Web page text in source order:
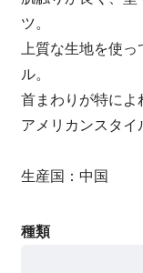
ツ。
上質な生地を使
ル。
首まわりが特によ
アメリカンスタイ
生産国：中国
種類